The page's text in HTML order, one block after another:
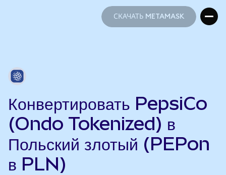
СКАЧАТЬ METAMASK
Конвертировать PepsiCo
(Ondo Tokenized) в
Польский злотый (PEPon
в PLN)